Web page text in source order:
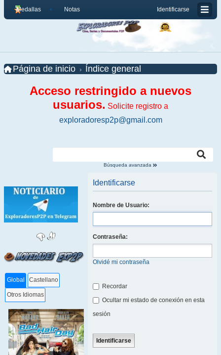
Identificarse
Medallas Notas
Página de inicio Índice general
Acceso restringido a nuevos
usuarios. Solicite registro a
exploradoresp2p@gmail.com
Búsqueda avanzada
Global Castellano
Otros Idiomas
Identificarse
Nombre de Usuario:
Contraseña:
Olvidé mi contraseña
Recordar
Ocultar mi estado de conexión en esta
sesión